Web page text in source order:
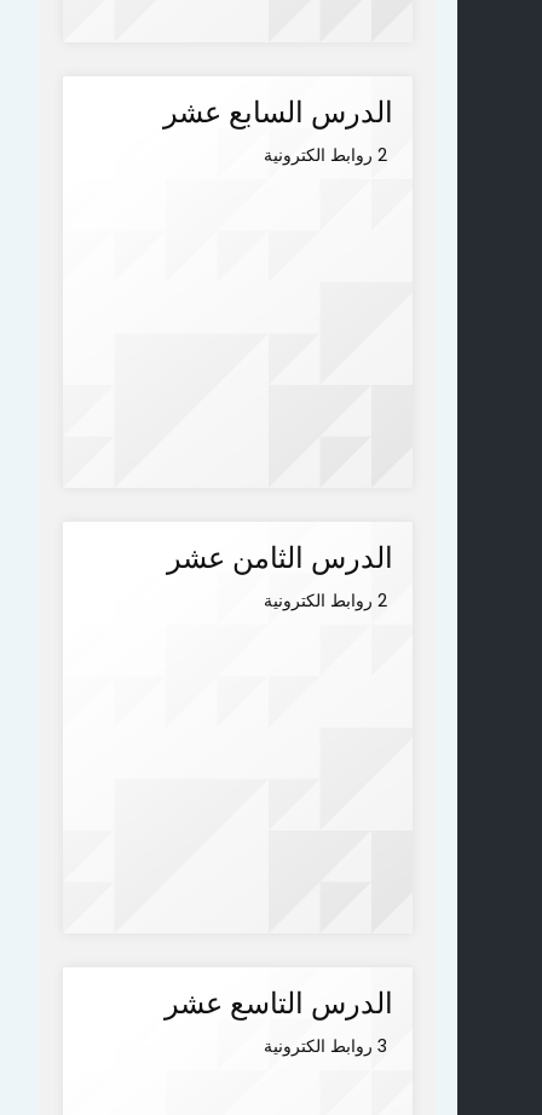
الدرس السابع عشر
2 روابط الكترونية
الدرس الثامن عشر
2 روابط الكترونية
الدرس التاسع عشر
3 روابط الكترونية